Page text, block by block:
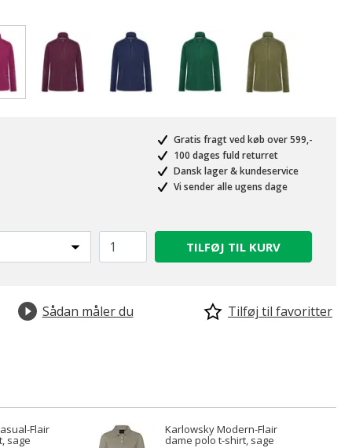
Gratis fragt ved køb over 599,-
100 dages fuld returret
Dansk lager & kundeservice
Vi sender alle ugens dage
TILFØJ TIL KURV
Sådan måler du Tilføj til favoritter
Flair
sage
Karlowsky Modern-Flair
dame polo t-shirt, sage